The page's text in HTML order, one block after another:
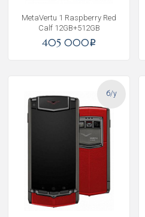
MetaVertu 1 Raspberry Red
Calf 12GB+512GB
405 000i
б/у